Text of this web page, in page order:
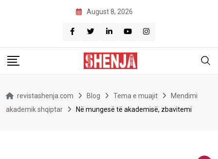
August 8, 2026
revistashenja.com Blog Tema e muajit
Mendimi
akademik shqiptar
Në mungesë të akademisë, zbavitemi